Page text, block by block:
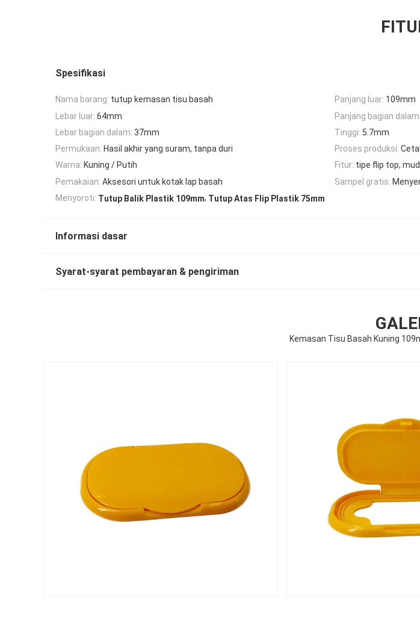
Spesifikasi
Nama barang: tutup kemasan tisu basah Panjang luar: 109mm
Lebar luar: 64mm Panjang bagian dalam:
Lebar bagian dalam: 37mm Tinggi: 5.7mm
Permukaan: Hasil akhir yang suram, tanpa duri Proses produksi:
Warna: Kuning / Putih Fitur: tipe flip top,
Pemakaian: Aksesori untuk kotak lap basah Sampel gratis:
Menyoroti: Tutup Balik Plastik 109mm, Tutup Atas Flip Plastik 75mm
Informasi dasar
Syarat-syarat pembayaran & pengiriman
Kemasan Tisu Basah Kuning